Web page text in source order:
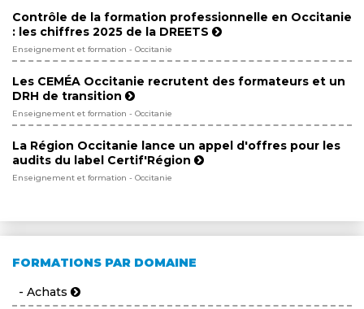
Contrôle de la formation professionnelle en Occitanie
: les chiffres 2025 de la DREETS
Enseignement et formation - Occitanie
Les CEMÉA Occitanie recrutent des formateurs et un
DRH de transition
Enseignement et formation - Occitanie
La Région Occitanie lance un appel d'offres pour les
audits du label Certif'Région
Enseignement et formation - Occitanie
FORMATIONS PAR DOMAINE
- Achats